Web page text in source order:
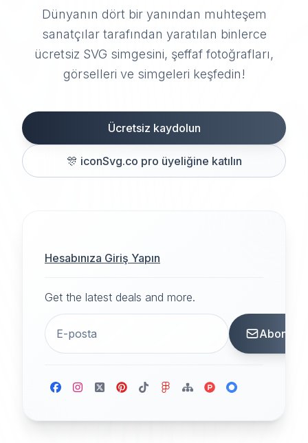
Dünyanın dört bir yanından muhteşem
sanatçılar tarafından yaratılan binlerce
ücretsiz SVG simgesini, şeffaf fotoğrafları,
görselleri ve simgeleri keşfedin!
Ücretsiz kaydolun
🎊 iconSvg.co pro üyeliğine katılın
Hesabınıza Giriş Yapın
Get the latest deals and more.
Abone